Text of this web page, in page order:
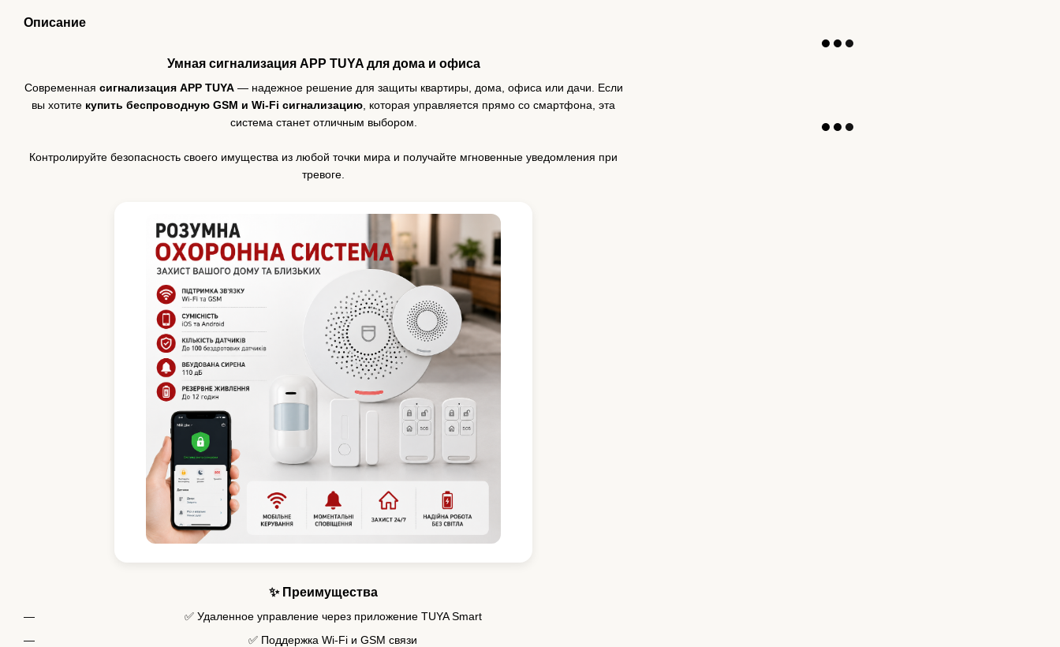
Описание
Умная сигнализация APP TUYA для дома и офиса
Современная сигнализация APP TUYA— надежное решение для защиты квартиры, дома, офиса или дачи. Если
вы хотите купить беспроводную GSM и Wi-Fi сигнализацию, которая управляется прямо со смартфона, эта
система станет отличным выбором.
Контролируйте безопасность своего имущества из любой точки мира и получайте мгновенные уведомления при
тревоге.
✨ Преимущества
✅ Удаленное управление через приложение TUYA Smart
✅ Поддержка Wi-Fi и GSM связи